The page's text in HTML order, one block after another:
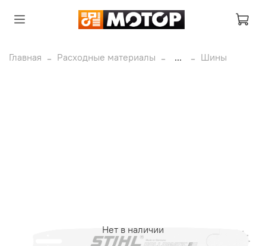
Главная Расходные материалы ... Шины
Нет в наличии